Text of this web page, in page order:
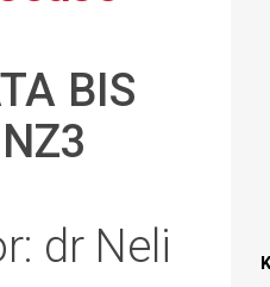
BIS
NZ3
dr Neli